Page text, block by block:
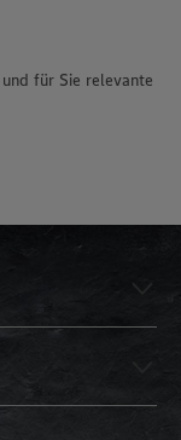
für Sie relevante